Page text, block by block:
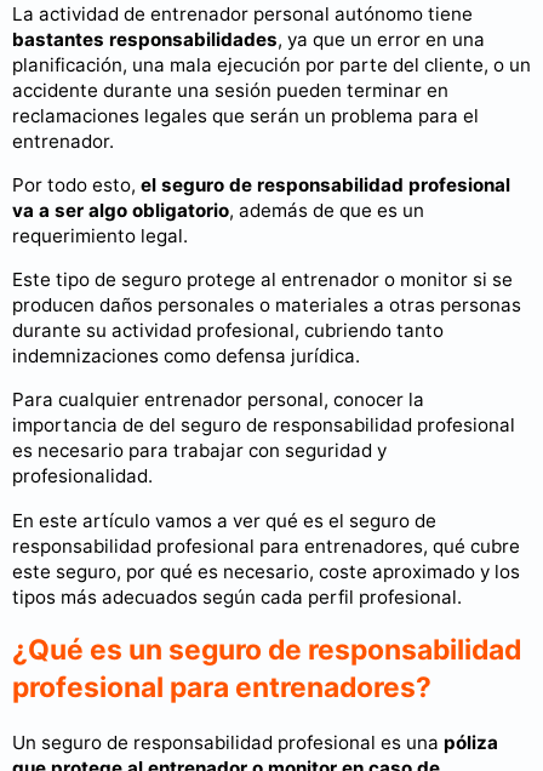
La actividad de entrenador personal autónomo tiene
bastantes responsabilidades, ya que un error en una
planificación, una mala ejecución por parte del cliente, o un
accidente durante una sesión pueden terminar en
reclamaciones legales que serán un problema para el
entrenador.
Por todo esto, el seguro de responsabilidad profesional
va a ser algo obligatorio, además de que es un
requerimiento legal.
Este tipo de seguro protege al entrenador o monitor si se
producen daños personales o materiales a otras personas
durante su actividad profesional, cubriendo tanto
indemnizaciones como defensa jurídica.
Para cualquier entrenador personal, conocer la
importancia de del seguro de responsabilidad profesional
es necesario para trabajar con seguridad y
profesionalidad.
En este artículo vamos a ver qué es el seguro de
responsabilidad profesional para entrenadores, qué cubre
este seguro, por qué es necesario, coste aproximado y los
tipos más adecuados según cada perfil profesional.
¿Qué es un seguro de responsabilidad
profesional para entrenadores?
Un seguro de responsabilidad profesional es una póliza